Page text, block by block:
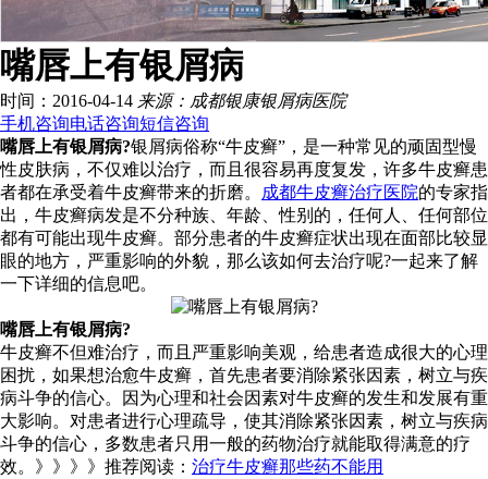
嘴唇上有银屑病
时间：2016-04-14 来源：成都银康银屑病医院
手机咨询电话咨询短信咨询
嘴唇上有银屑病?银屑病俗称“牛皮癣”，是一种常见的顽固型慢
性皮肤病，不仅难以治疗，而且很容易再度复发，许多牛皮癣患
者都在承受着牛皮癣带来的折磨。
成都牛皮癣治疗医院的专家指
出，牛皮癣病发是不分种族、年龄、性别的，任何人、任何部位
都有可能出现牛皮癣。部分患者的牛皮癣症状出现在面部比较显
眼的地方，严重影响的外貌，那么该如何去治疗呢?一起来了解
一下详细的信息吧。
嘴唇上有银屑病?
牛皮癣不但难治疗，而且严重影响美观，给患者造成很大的心理
困扰，如果想治愈牛皮癣，首先患者要消除紧张因素，树立与疾
病斗争的信心。因为心理和社会因素对牛皮癣的发生和发展有重
大影响。对患者进行心理疏导，使其消除紧张因素，树立与疾病
斗争的信心，多数患者只用一般的药物治疗就能取得满意的疗
效。》》》》推荐阅读： 治疗牛皮癣那些药不能用